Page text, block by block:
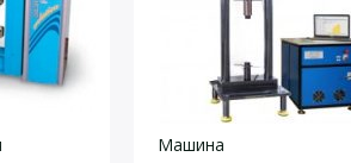
100 и 150мм.
Машина